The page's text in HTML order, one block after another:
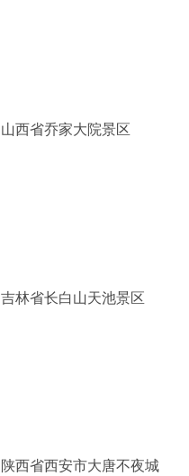
山西省乔家大院景区
吉林省长白山天池景区
陕西省西安市大唐不夜城